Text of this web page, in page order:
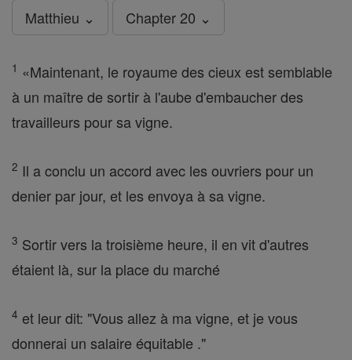
Matthieu ⌄ Chapter 20 ⌄
1 «Maintenant, le royaume des cieux est semblable
à un maître de sortir à l'aube d'embaucher des
travailleurs pour sa vigne.
2 Il a conclu un accord avec les ouvriers pour un
denier par jour, et les envoya à sa vigne.
3 Sortir vers la troisième heure, il en vit d'autres
étaient là, sur la place du marché
4 et leur dit: "Vous allez à ma vigne, et je vous
donnerai un salaire équitable ."